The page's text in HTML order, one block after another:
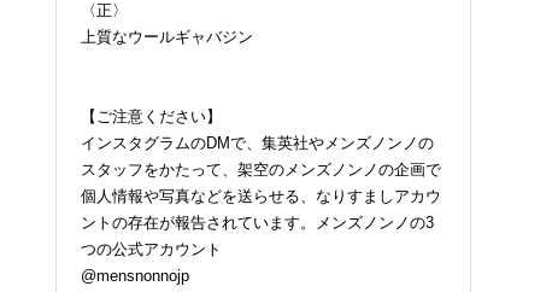
〈正〉
上質なウールギャバジン
【ご注意ください】
インスタグラムのDMで、集英社やメンズノンノの
スタッフをかたって、架空のメンズノンノの企画で
個人情報や写真などを送らせる、なりすましアカウ
ントの存在が報告されています。メンズノンノの3
つの公式アカウント
@mensnonnojp